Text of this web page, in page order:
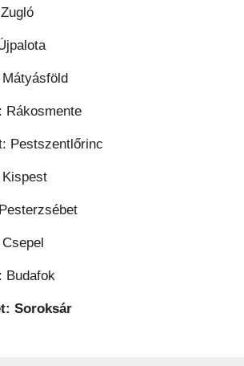
Rákosmente
Pestszentlőrinc
Budafok
Soroksár